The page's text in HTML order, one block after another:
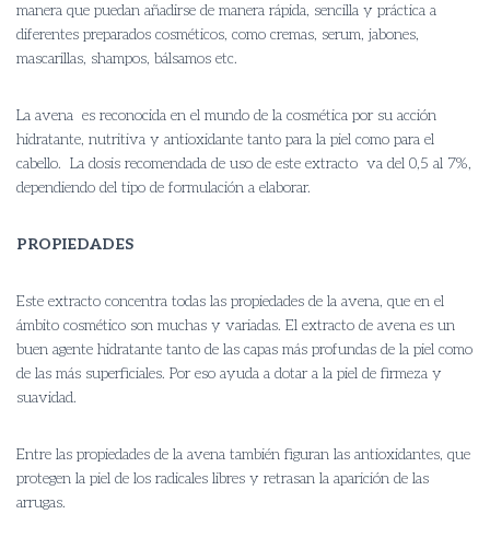
manera que puedan añadirse de manera rápida, sencilla y práctica a
diferentes preparados cosméticos, como cremas, serum, jabones,
mascarillas, shampos, bálsamos etc.
La avena es reconocida en el mundo de la cosmética por su acción
hidratante, nutritiva y antioxidante tanto para la piel como para el
cabello. La dosis recomendada de uso de este extracto va del 0,5 al 7%,
dependiendo del tipo de formulación a elaborar.
PROPIEDADES
Este extracto concentra todas las propiedades de la avena, que en el
ámbito cosmético son muchas y variadas. El extracto de avena es un
buen agente hidratante tanto de las capas más profundas de la piel como
de las más superficiales. Por eso ayuda a dotar a la piel de firmeza y
suavidad.
Entre las propiedades de la avena también figuran las antioxidantes, que
protegen la piel de los radicales libres y retrasan la aparición de las
arrugas.